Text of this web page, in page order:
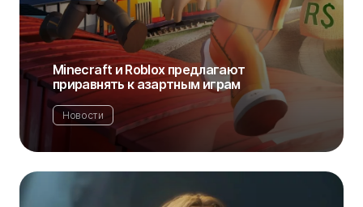
Minecraft и Roblox предлагают
приравнять к азартным играм
Новости